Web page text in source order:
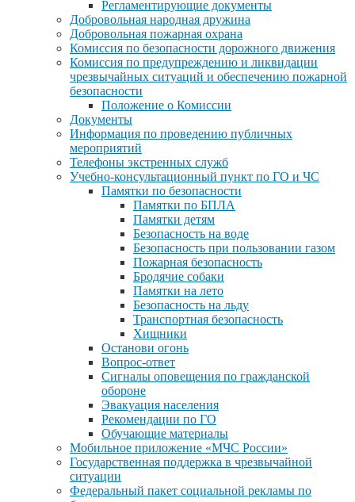
Регламентирующие документы
Добровольная народная дружина
Добровольная пожарная охрана
Комиссия по безопасности дорожного движения
Комиссия по предупреждению и ликвидации
чрезвычайных ситуаций и обеспечению пожарной
безопасности
Положение о Комиссии
Документы
Информация по проведению публичных
мероприятий
Телефоны экстренных служб
Учебно-консультационный пункт по ГО и ЧС
Памятки по безопасности
Памятки по БПЛА
Памятки детям
Безопасность на воде
Безопасность при пользовании газом
Пожарная безопасность
Бродячие собаки
Памятки на лето
Безопасность на льду
Транспортная безопасность
Хищники
Останови огонь
Вопрос-ответ
Сигналы оповещения по гражданской
обороне
Эвакуация населения
Рекомендации по ГО
Обучающие материалы
Мобильное приложение «МЧС России»
Государственная поддержка в чрезвычайной
ситуации
Федеральный пакет социальной рекламы по